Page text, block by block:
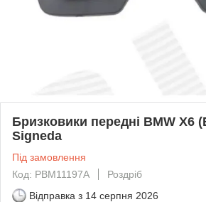
Бризковики передні BMW X6
Signeda
Під замовлення
Код: PBM11197A
Роздріб
Відправка з 14 серпня 2026